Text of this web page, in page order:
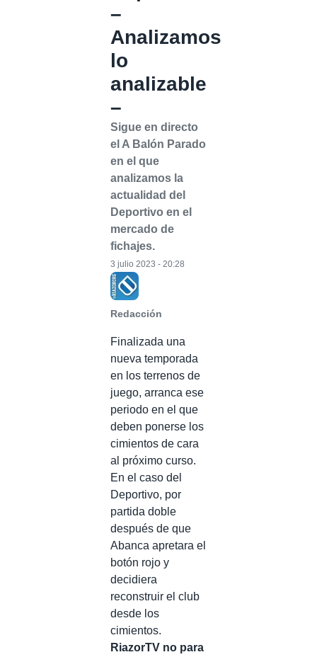
–
Analizamos
lo
analizable
–
Sigue en directo
el A Balón Parado
en el que
analizamos la
actualidad del
Deportivo en el
mercado de
fichajes.
Redacción
3 julio 2023 - 20:28
Finalizada una
nueva temporada
en los terrenos de
juego, arranca ese
periodo en el que
deben ponerse los
cimientos de cara
al próximo curso.
En el caso del
Deportivo, por
partida doble
después de que
Abanca apretara el
botón rojo y
decidiera
reconstruir el club
desde los
cimientos.
RiazorTV no para